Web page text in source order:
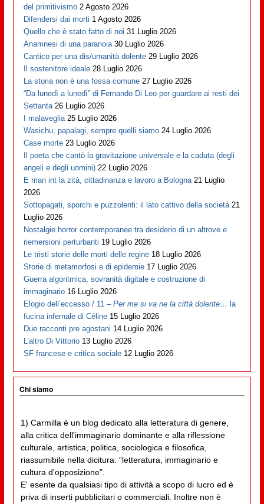
del primitivismo 2 Agosto 2026
Difendersi dai morti 1 Agosto 2026
Quello che è stato fatto di noi 31 Luglio 2026
Anamnesi di una paranoia 30 Luglio 2026
Cantico per una dis/umanità dolente 29 Luglio 2026
Il sostenitore ideale 28 Luglio 2026
La storia non è una fossa comune 27 Luglio 2026
“Da lunedì a lunedì” di Fernando Di Leo per guardare ai resti dei
Settanta 26 Luglio 2026
I malaveglia 25 Luglio 2026
Wasichu, papalagi, sempre quelli siamo 24 Luglio 2026
Case morte 23 Luglio 2026
Il poeta che cantò la gravitazione universale e la caduta (degli
angeli e degli uomini) 22 Luglio 2026
E man int la zità, cittadinanza e lavoro a Bologna 21 Luglio
2026
Sottopagati, sporchi e puzzolenti: il lato cattivo della società 21
Luglio 2026
Nostalgie horror contemporanee tra desiderio di un altrove e
riemersioni perturbanti 19 Luglio 2026
Le tristi storie delle morti delle regine 18 Luglio 2026
Storie di metamorfosi e di epidemie 17 Luglio 2026
Guerra algoritmica, sovranità digitale e costruzione di
immaginario 16 Luglio 2026
Elogio dell’eccesso / 11 –Per me si va ne la città dolente… la
fucina infernale di Cèline 15 Luglio 2026
Due racconti pre agostani 14 Luglio 2026
L’altro Di Vittorio 13 Luglio 2026
SF francese e critica sociale 12 Luglio 2026
Chi siamo
1) Carmilla è un blog dedicato alla letteratura di genere,
alla critica dell'immaginario dominante e alla riflessione
culturale, artistica, politica, sociologica e filosofica,
riassumibile nella dicitura: “letteratura, immaginario e
cultura d'opposizione”.
E' esente da qualsiasi tipo di attività a scopo di lucro ed è
priva di inserti pubblicitari o commerciali. Inoltre non è